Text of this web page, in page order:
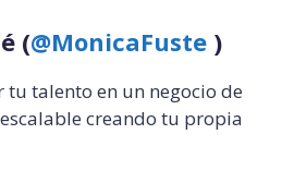
(@MonicaFuste )
tu talento en un negocio de
creando tu propia